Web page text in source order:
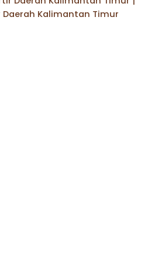
Daerah Kalimantan Timur